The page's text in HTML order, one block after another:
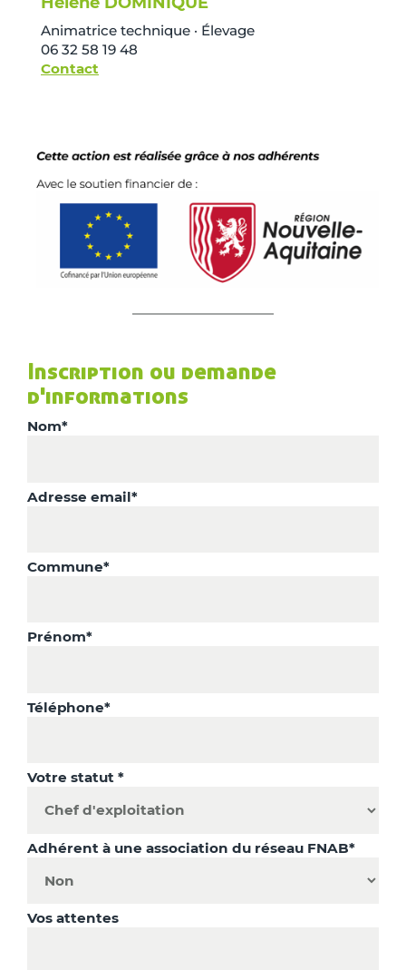
Animatrice technique · Élevage
06 32 58 19 48
Contact
Inscription ou demande
d'informations
Nom*
Adresse email*
Commune*
Prénom*
Téléphone*
Votre statut *
Adhérent à une association du réseau FNAB*
Vos attentes